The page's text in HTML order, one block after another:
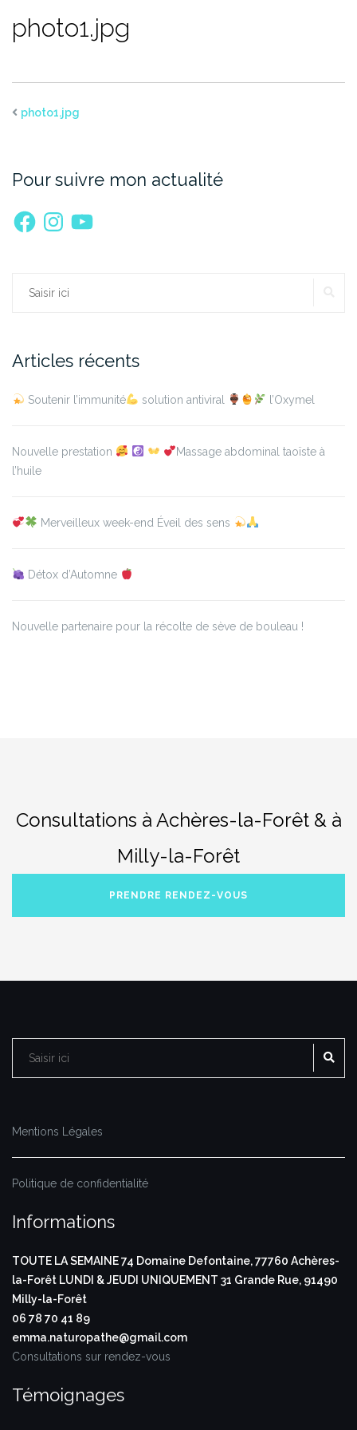
photo1.jpg
photo1.jpg
Pour suivre mon actualité
FacebookInstagramYouTube
Rechercher :
Articles récents
Soutenir l’immunité solution antiviral l’Oxymel
Nouvelle prestation
Massage abdominal taoïste à
l’huile
Merveilleux week-end Éveil des sens
Détox d’Automne
Nouvelle partenaire pour la récolte de sève de bouleau !
Consultations à Achères-la-Forêt & à
Milly-la-Forêt
PRENDRE RENDEZ-VOUS
Rechercher :
Mentions Légales
Politique de confidentialité
Informations
TOUTE LA SEMAINE74 Domaine Defontaine,77760 Achères-
la-Forêt LUNDI & JEUDI UNIQUEMENT 31 Grande Rue, 91490
Milly-la-Forêt
06 78 70 41 89
emma.naturopathe@gmail.com
Consultations sur rendez-vous
Témoignages